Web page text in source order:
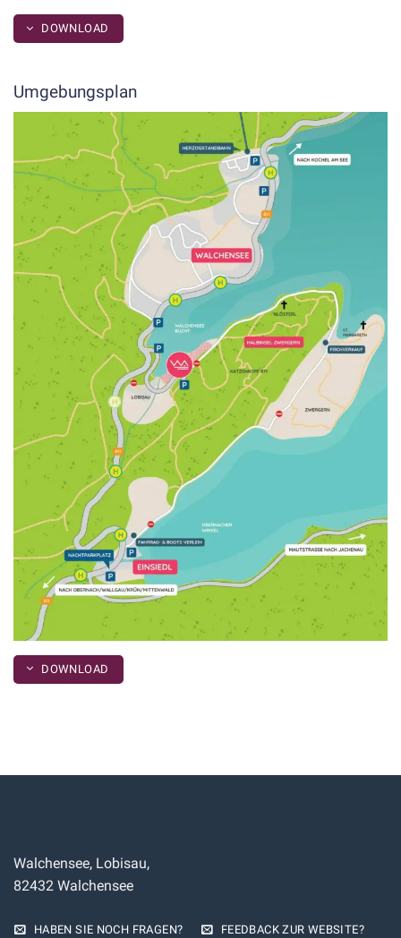
DOWNLOAD
Umgebungsplan
DOWNLOAD
Walchensee, Lobisau,
82432 Walchensee
HABEN SIE NOCH FRAGEN? FEEDBACK ZUR WEBSITE?